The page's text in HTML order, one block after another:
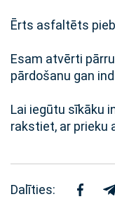
Ērts asfaltēts
Esam atvērti
pārdošanu gan
Lai iegūtu sīkāku
rakstiet, ar prieku
Dalīties: